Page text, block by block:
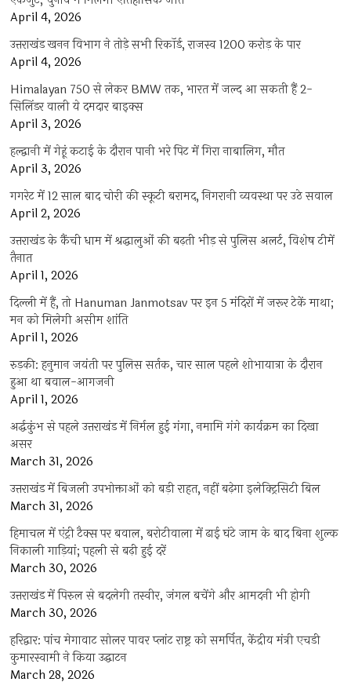
April 4, 2026
उत्तराखंड खनन विभाग ने तोड़े सभी रिकॉर्ड, राजस्व 1200 करोड़ के पार
April 4, 2026
Himalayan 750 से लेकर BMW तक, भारत में जल्द आ सकती हैं 2-
सिलिंडर वाली ये दमदार बाइक्स
April 3, 2026
हल्द्वानी में गेहूं कटाई के दौरान पानी भरे पिट में गिरा नाबालिग, मौत
April 3, 2026
गगरेट में 12 साल बाद चोरी की स्कूटी बरामद, निगरानी व्यवस्था पर उठे सवाल
April 2, 2026
उत्तराखंड के कैंची धाम में श्रद्धालुओं की बढ़ती भीड़ से पुलिस अलर्ट, विशेष टीमें
तैनात
April 1, 2026
दिल्ली में हैं, तो Hanuman Janmotsav पर इन 5 मंदिरों में जरूर टेकें माथा;
मन को मिलेगी असीम शांति
April 1, 2026
रुड़की: हनुमान जयंती पर पुलिस सर्तक, चार साल पहले शोभायात्रा के दौरान
हुआ था बवाल-आगजनी
April 1, 2026
अर्द्धकुंभ से पहले उत्तराखंड में निर्मल हुई गंगा, नमामि गंगे कार्यक्रम का दिखा
असर
March 31, 2026
उत्तराखंड में बिजली उपभोक्ताओं को बड़ी राहत, नहीं बढ़ेगा इलेक्ट्रिसिटी बिल
March 31, 2026
हिमाचल में एंट्री टैक्स पर बवाल, बरोटीवाला में ढाई घंटे जाम के बाद बिना शुल्क
निकाली गाड़ियां; पहली से बढ़ी हुई दरें
March 30, 2026
उत्तराखंड में पिरुल से बदलेगी तस्वीर, जंगल बचेंगे और आमदनी भी होगी
March 30, 2026
हरिद्वार: पांच मेगावाट सोलर पावर प्लांट राष्ट्र को समर्पित, केंद्रीय मंत्री एचडी
कुमारस्वामी ने किया उद्घाटन
March 28, 2026